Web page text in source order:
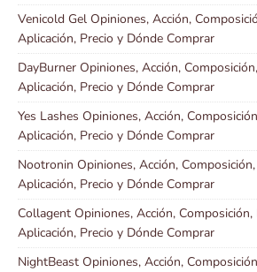
Venicold Gel Opiniones, Acción,
Aplicación, Precio y Dónde Comprar
DayBurner Opiniones, Acción,
Aplicación, Precio y Dónde Comprar
Yes Lashes Opiniones, Acción,
Aplicación, Precio y Dónde Comprar
Nootronin Opiniones, Acción,
Aplicación, Precio y Dónde Comprar
Collagent Opiniones, Acción,
Aplicación, Precio y Dónde Comprar
NightBeast Opiniones, Acción,